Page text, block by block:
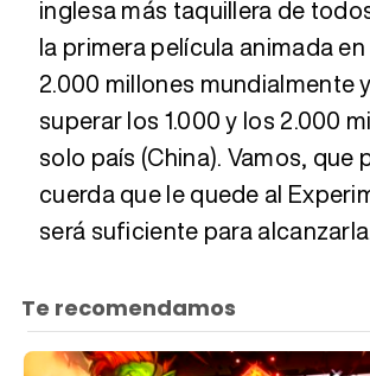
inglesa más taquillera de
la primera película animada
2.000 millones mundialmente
superar los 1.000 y los 2.000
solo país (China). Vamos, que
cuerda que le quede al
será suficiente para